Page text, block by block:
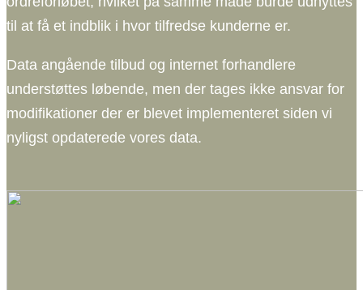
til at få et indblik i hvor tilfredse kunderne er.
Data angående tilbud og internet forhandlere
understøttes løbende, men der tages ikke ansvar for
modifikationer der er blevet implementeret siden vi
nyligst opdaterede vores data.